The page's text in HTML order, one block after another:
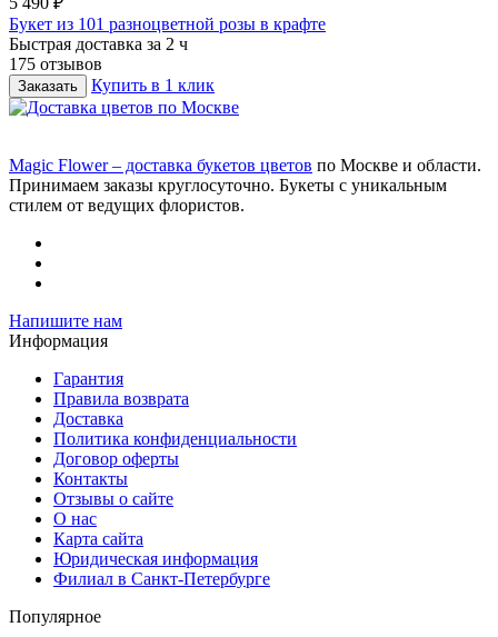
Букет из 101 разноцветной розы в крафте
Быстрая доставка за 2 ч
175 отзывов
Заказать Купить в 1 клик
Magic Flower – доставка букетов цветов по Москве и области.
Принимаем заказы круглосуточно. Букеты с уникальным
стилем от ведущих флористов.
Напишите нам
Информация
Гарантия
Правила возврата
Доставка
Политика конфиденциальности
Договор оферты
Контакты
Отзывы о сайте
О нас
Карта сайта
Юридическая информация
Филиал в Санкт-Петербурге
Популярное